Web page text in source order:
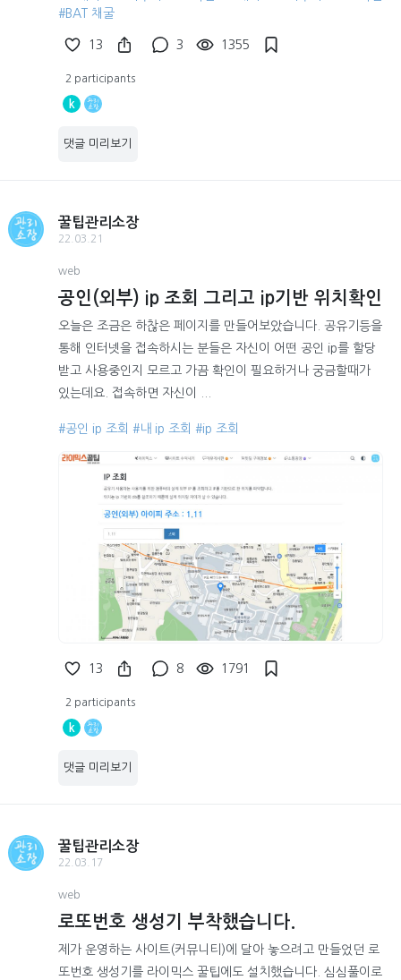
#BAT 채굴
13 3 1355
2 participants
k
댓글 미리보기
꿀팁관리소장
22.03.21
web
공인(외부) ip 조회 그리고 ip기반 위치확인
오늘은 조금은 하찮은 페이지를 만들어보았습니다. 공유기등을
통해 인터넷을 접속하시는 분들은 자신이 어떤 공인 ip를 할당
받고 사용중인지 모르고 가끔 확인이 필요하거나 궁금할때가
있는데요. 접속하면 자신이 ...
#공인 ip 조회 #내 ip 조회 #ip 조회
13 8 1791
2 participants
k
댓글 미리보기
꿀팁관리소장
22.03.17
web
로또번호 생성기 부착했습니다.
제가 운영하는 사이트(커뮤니티)에 달아 놓으려고 만들었던 로
또번호 생성기를 라이믹스 꿀팁에도 설치했습니다. 심심풀이로